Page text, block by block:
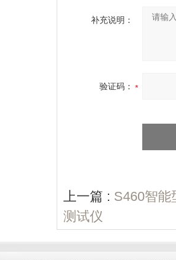
补充说明：
验证码：
上一篇 : S460智能
测试仪